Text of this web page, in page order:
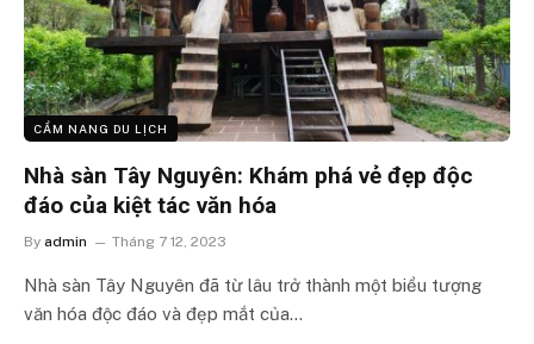
CẨM NANG DU LỊCH
Nhà sàn Tây Nguyên: Khám phá vẻ đẹp độc
đáo của kiệt tác văn hóa
By admin Tháng 7 12, 2023
Nhà sàn Tây Nguyên đã từ lâu trở thành một biểu tượng
văn hóa độc đáo và đẹp mắt của…